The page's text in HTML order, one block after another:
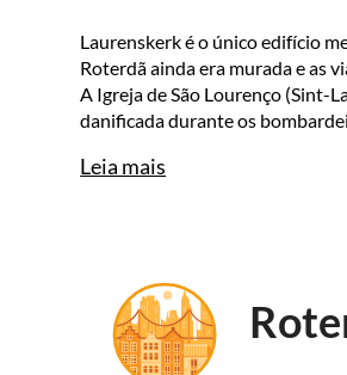
Laurenskerk é o único edifício
Roterdã ainda era murada e as
A Igreja de São Lourenço (Sint-
danificada durante os
Leia mais